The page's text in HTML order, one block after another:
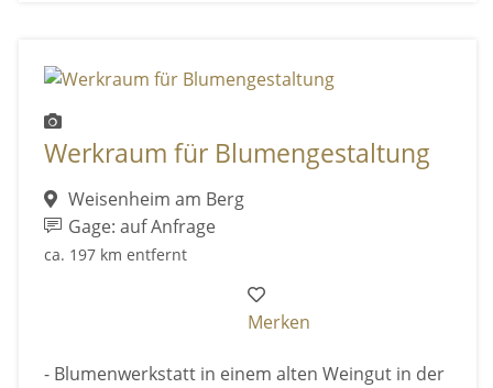
Werkraum für Blumengestaltung
Weisenheim am Berg
Gage: auf Anfrage
ca. 197 km entfernt
Merken
- Blumenwerkstatt in einem alten Weingut in der